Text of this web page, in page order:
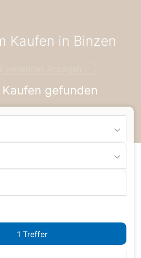
Kaufen in Binzen
gefunden